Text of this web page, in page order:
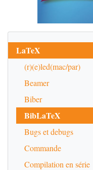
LaTeX
(r)(e)led(mac/par)
Beamer
Biber
BibLaTeX
Bugs et debugs
Commande
Compilation en série